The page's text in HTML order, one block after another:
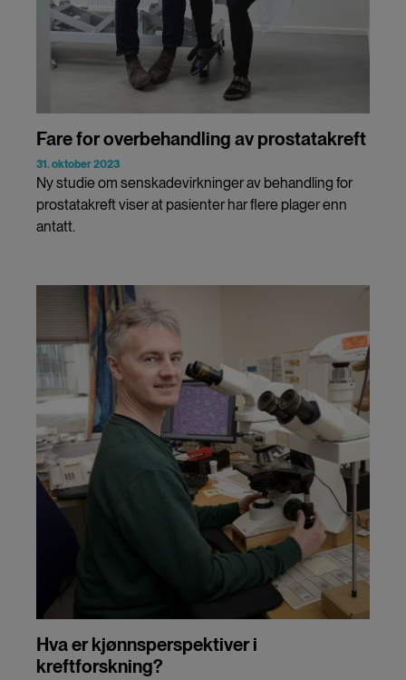
Fare for overbehandling av prostatakreft
31. oktober 2023
Ny studie om senskadevirkninger av behandling for
prostatakreft viser at pasienter har flere plager enn
antatt.
Hva er kjønnsperspektiver i
kreftforskning?